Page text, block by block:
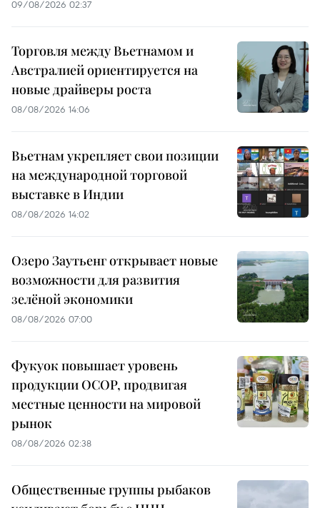
09/08/2026 02:37
Торговля между Вьетнамом и
Австралией ориентируется на
новые драйверы роста
08/08/2026 14:06
Вьетнам укрепляет свои позиции
на международной торговой
выставке в Индии
08/08/2026 14:02
Озеро Заутьенг открывает новые
возможности для развития
зелёной экономики
08/08/2026 07:00
Фукуок повышает уровень
продукции OCOP, продвигая
местные ценности на мировой
рынок
08/08/2026 02:38
Общественные группы рыбаков